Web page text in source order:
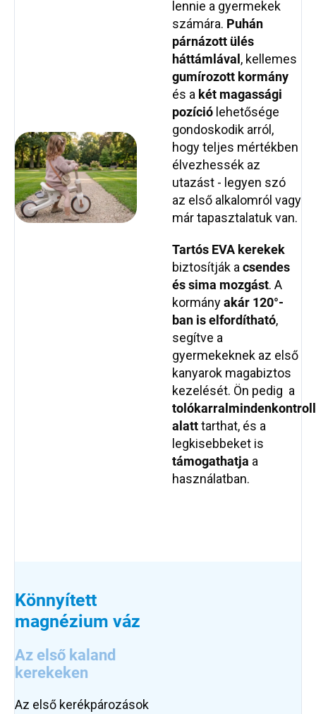
lennie a gyermekek
számára. Puhán
párnázott ülés
háttámlával , kellemes
gumírozott kormány
és a két magassági
pozíció lehetősége
gondoskodik arról,
hogy teljes mértékben
élvezhessék az
utazást - legyen szó
az első alkalomról vagy
már tapasztalatuk van.
Tartós EVA kerekek
biztosítják acsendes
és sima mozgást. A
kormányakár 120°-
ban is elfordítható,
segítve a
gyermekeknek az első
kanyarok magabiztos
kezelését. Ön pedig a
tolókarral mindenkontroll
alatttarthat, és a
legkisebbeket is
támogathatja a
használatban.
Könnyített
magnézium váz
Az első kaland
kerekeken
Az első kerékpározások